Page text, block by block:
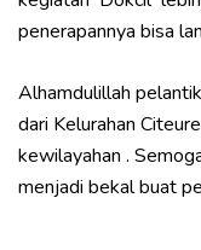
penerapannya bisa
Alhamdulillah
dari Kelurahan
kewilayahan .
menjadi bekal buat